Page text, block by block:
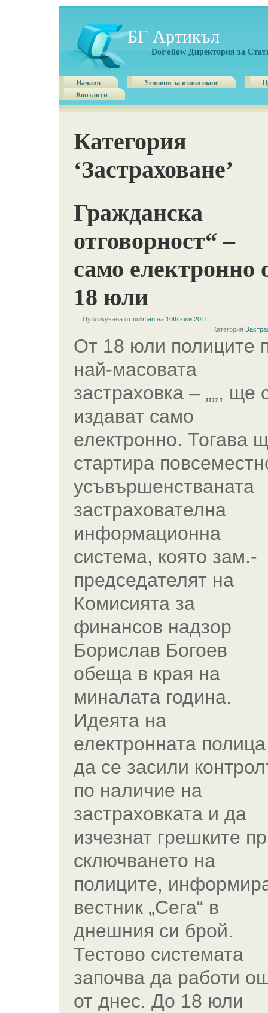
БГ Артикъл
DoFollow Директория за
Начало Условия за използване
Контакти
Категория
‘Застраховане’
Гражданска
отговорност“ –
само електронно
18 юли
Публикувана от nullman на 10th юли 2011
Категория
От 18 юли полиците
най-масовата
застраховка – „„, ще
издават само
електронно. Тогава
стартира
усъвършенстваната
застрахователна
информационна
система, която зам.-
председателят на
Комисията за
финансов надзор
Борислав Богоев
обеща в края на
миналата година.
Идеята на
електронната
да се засили
по наличие на
застраховката и да
изчезнат грешките
сключването на
полиците,
вестник „Сега“ в
днешния си брой.
Тестово системата
започва да работи
от днес. До 18 юли